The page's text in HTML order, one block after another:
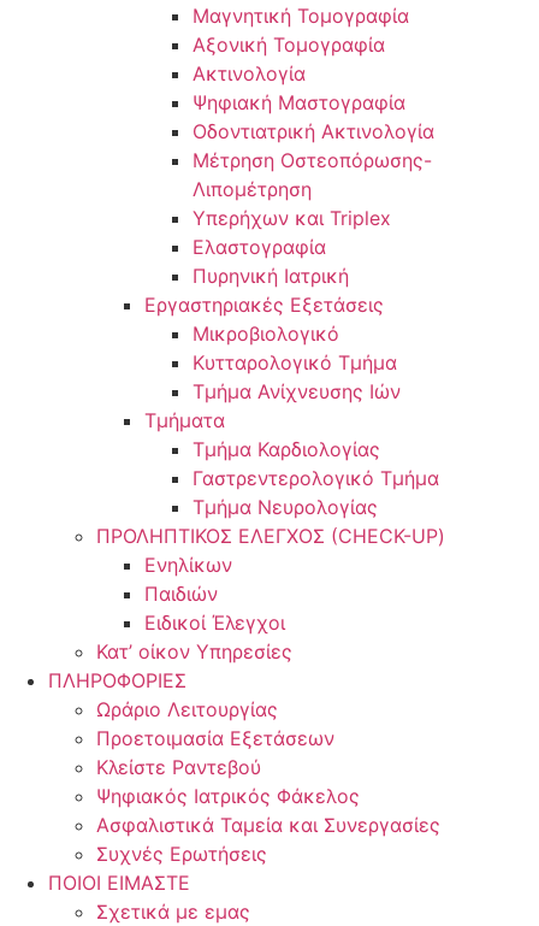
Μαγνητική Τομογραφία
Αξονική Τομογραφία
Ακτινολογία
Ψηφιακή Μαστογραφία
Οδοντιατρική Ακτινολογία
Μέτρηση Οστεοπόρωσης-
Λιπομέτρηση
Υπερήχων και Triplex
Ελαστογραφία
Πυρηνική Ιατρική
Εργαστηριακές Εξετάσεις
Μικροβιολογικό
Κυτταρολογικό Τμήμα
Τμήμα Ανίχνευσης Ιών
Τμήματα
Τμήμα Καρδιολογίας
Γαστρεντερολογικό Τμήμα
Τμήμα Νευρολογίας
ΠΡΟΛΗΠΤΙΚΟΣ ΕΛΕΓΧΟΣ (CHECK-UP)
Ενηλίκων
Παιδιών
Ειδικοί Έλεγχοι
Κατ’ οίκον Υπηρεσίες
ΠΛΗΡΟΦΟΡΙΕΣ
Ωράριο Λειτουργίας
Προετοιμασία Εξετάσεων
Κλείστε Ραντεβού
Ψηφιακός Ιατρικός Φάκελος
Ασφαλιστικά Ταμεία και Συνεργασίες
Συχνές Ερωτήσεις
ΠΟΙΟΙ ΕΙΜΑΣΤΕ
Σχετικά με εμας